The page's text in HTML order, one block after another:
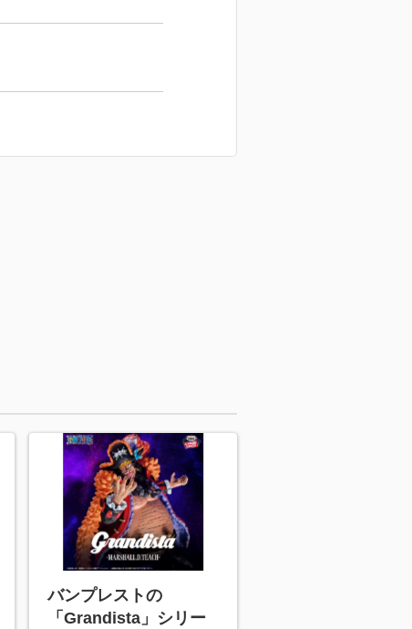
バンプレストの
「Grandista」シリー